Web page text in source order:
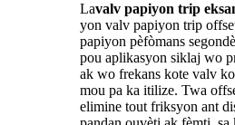
Lavalv papiyon trip
yon valv papiyon trip
papiyon pèfòmans
pou aplikasyon siklaj wo
ak wo frekans kote valv
mou pa ka itilize. Twa
elimine tout friksyon ant